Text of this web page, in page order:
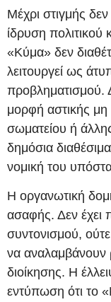
Μέχρι στιγμής δεν
ίδρυση πολιτικού
«Κύμα» δεν
λειτουργεί ως
προβληματισμού.
μορφή αστικής μη
σωματείου ή
δημόσια
νομική του
Η οργανωτική
ασαφής. Δεν έχει
συντονισμού,
να
διοίκησης. Η
εντύπωση ότι το